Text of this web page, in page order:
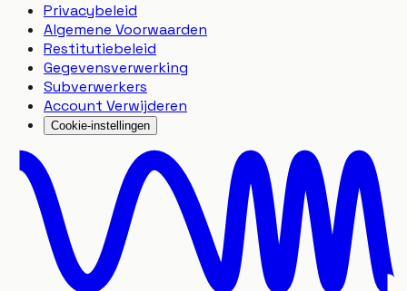
Privacybeleid
Algemene Voorwaarden
Restitutiebeleid
Gegevensverwerking
Subverwerkers
Account Verwijderen
Cookie-instellingen